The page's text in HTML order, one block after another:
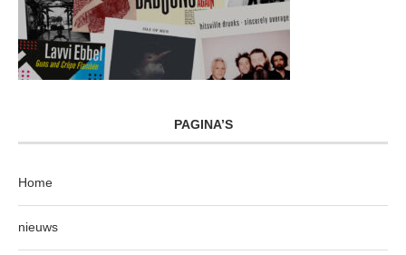
PAGINA’S
Home
nieuws